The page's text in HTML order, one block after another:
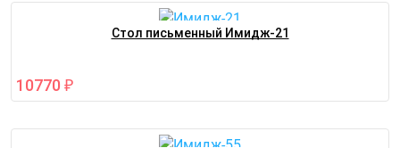
Стол письменный Имидж-21
10770 ₽